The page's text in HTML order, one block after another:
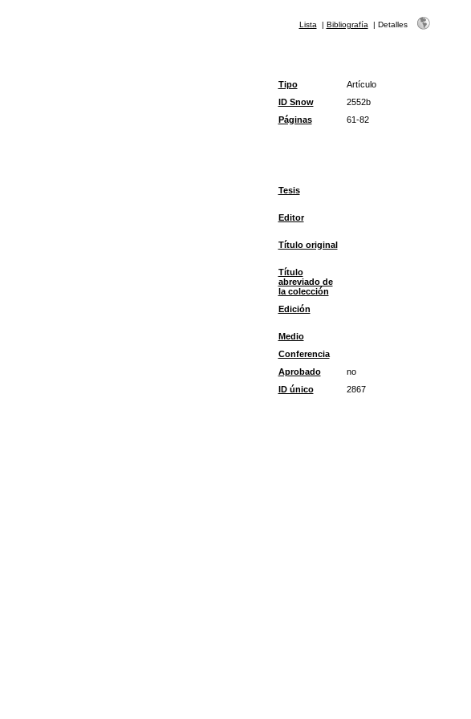
Lista | Bibliografía | Detalles
Tipo
Artículo
ID Snow
2552b
Páginas
61-82
Tesis
Editor
Título original
Título
abreviado de
la colección
Edición
Medio
Conferencia
Aprobado
no
ID único
2867